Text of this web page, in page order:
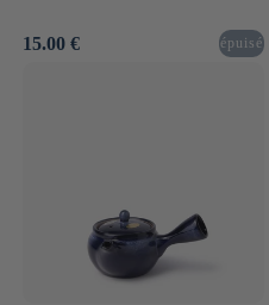
Prix
15.00 € épuisé